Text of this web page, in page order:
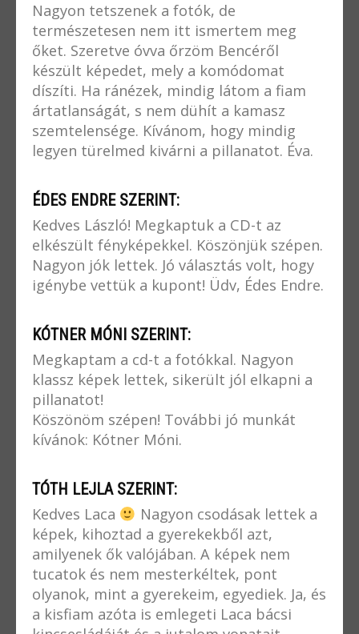
Nagyon tetszenek a fotók, de
természetesen nem itt ismertem meg
őket. Szeretve óvva őrzöm Bencéről
készült képedet, mely a komódomat
díszíti. Ha ránézek, mindig látom a fiam
ártatlanságát, s nem dühít a kamasz
szemtelensége. Kívánom, hogy mindig
legyen türelmed kivárni a pillanatot. Éva.
ÉDES ENDRE SZERINT:
Kedves László! Megkaptuk a CD-t az
elkészült fényképekkel. Köszönjük szépen.
Nagyon jók lettek. Jó választás volt, hogy
igénybe vettük a kupont! Üdv, Édes Endre.
KÓTNER MÓNI SZERINT:
Megkaptam a cd-t a fotókkal. Nagyon
klassz képek lettek, sikerült jól elkapni a
pillanatot!
Köszönöm szépen! További jó munkát
kívánok: Kótner Móni.
TÓTH LEJLA SZERINT:
Kedves Laca
Nagyon csodásak lettek a
képek, kihoztad a gyerekekből azt,
amilyenek ők valójában. A képek nem
tucatok és nem mesterkéltek, pont
olyanok, mint a gyerekeim, egyediek. Ja, és
a kisfiam azóta is emlegeti Laca bácsi